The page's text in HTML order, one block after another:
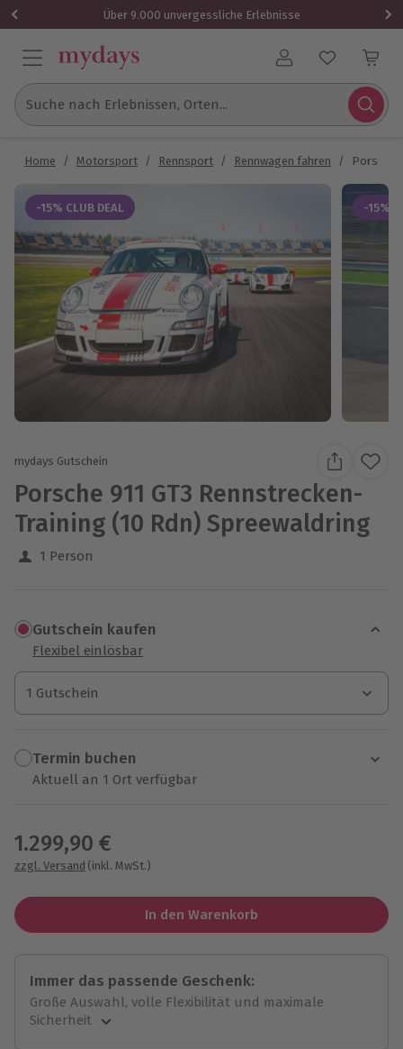
Über 9.000 unvergessliche Erlebnisse
Benutzerkonto
Suche nach Erlebnissen, Orten...
Home / Motorsport / Rennsport / Rennwagen fahren / Porsche
-15% CLUB DEAL -15%
mydays Gutschein
Porsche 911 GT3 Rennstrecken-
Training (10 Rdn) Spreewaldring
1 Person
Gutschein kaufen
Flexibel einlösbar
1 Gutschein
1 Gutschein
1 Gutschein
Termin buchen
Aktuell an 1 Ort verfügbar
1.299,90 €
zzgl. Versand (inkl. MwSt.)
In den Warenkorb
Immer das passende Geschenk:
Große Auswahl, volle Flexibilität und maximale
Sicherheit